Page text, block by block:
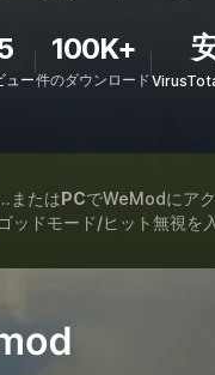
ュー
100K+
件のダウンロード
またはPCでWeModにア
ゴッドモード/ヒット無視を